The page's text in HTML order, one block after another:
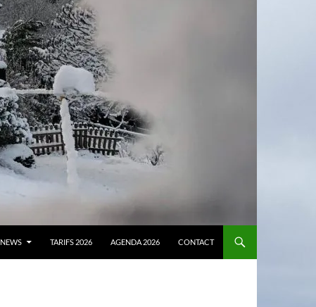
NEWS TARIFS 2026 AGENDA 2026 CONTACT